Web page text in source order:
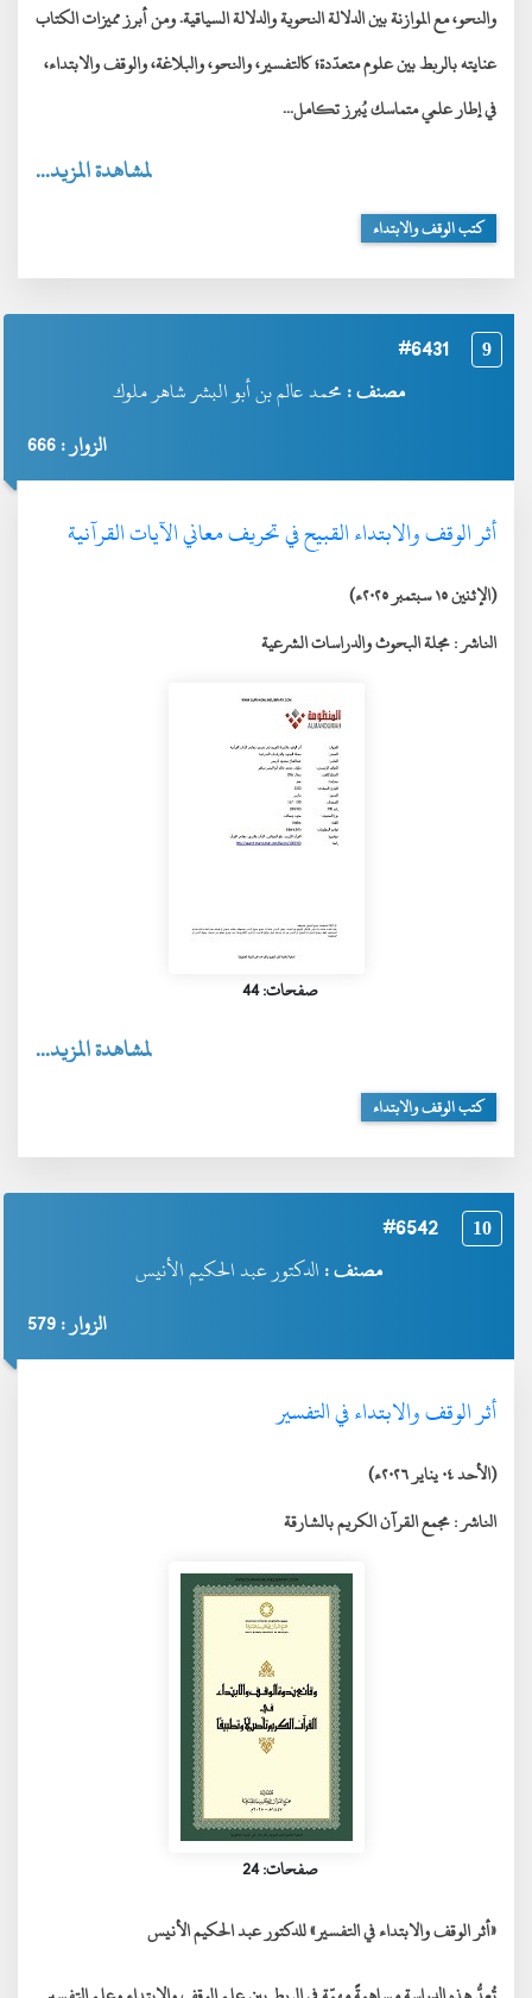
والنحو، مع الموازنة بين الدلالة النحوية والدلالة السياقية. ومن أبرز مميزات الكتاب
عنايته بالربط بين علوم متعدّدة؛ كالتفسير، والنحو، والبلاغة، والوقف والابتداء،
في إطار علمي متماسك يُبرز تكامل...
لمشاهدة المزيد...
كتب الوقف والابتداء
9
#6431
مصنف : محمد عالم بن أبو البشر شاهر ملوك
الزوار : 666
أثر الوقف والابتداء القبيح في تحريف معاني الآيات القرآنية
(الإثنين ١٥ سبتمبر ٢٠٢٥ء)
الناشر :مجلة البحوث والدراسات الشرعية
صفحات: 44
لمشاهدة المزيد...
كتب الوقف والابتداء
10
#6542
مصنف : الدكتور عبد الحكيم الأنيس
الزوار : 579
أثر الوقف والابتداء في التفسير
(الأحد ٠٤ يناير ٢٠٢٦ء)
الناشر :مجمع القرآن الكريم بالشارقة
صفحات: 24
«أثر الوقف والابتداء في التفسير»للدكتورعبد الحكيم الأنيس